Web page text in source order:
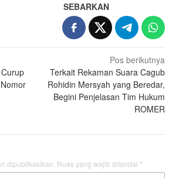
SEBARKAN
Pos berikutnya
Terkait Rekaman Suara Cagub
Rohidin Mersyah yang Beredar,
Begini Penjelasan Tim Hukum
ROMER
dipublikasikan. Ruas yang wajib ditandai *